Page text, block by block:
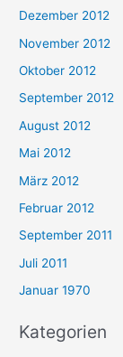
Dezember 2012
November 2012
Oktober 2012
September 2012
August 2012
Mai 2012
März 2012
Februar 2012
September 2011
Juli 2011
Januar 1970
Kategorien